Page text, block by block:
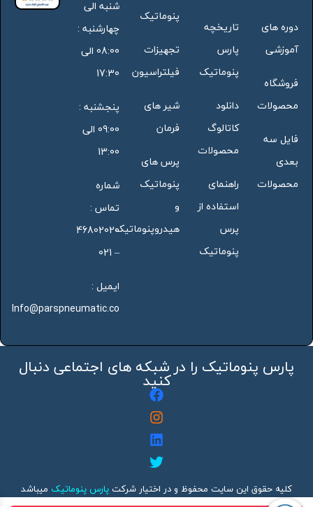
دوره های
آموزشی
فروشگاه
محصولات
فایل سه
بعدی
محصولات
تاریخچه
پارس
پنوماتیک
دانلود
کاتالوگ
محصولات
راهنمای
استفاده از
پرس
پنوماتیک
پنوماتیک
تجهیزات
فیلتراسیون
شیر های
فرمان
پرس های
پنوماتیک
و
هیدروپنوماتیک
شنبه الی
چهارشنبه :
08:00 الی
17:30
پنجشنبه :
09:00 الی
13:00
شماره
تماس :
46802020
– 021
ایمیل :
Info@parspneumatic.co
پارس پنوماتیک را در شبکه های اجتماعی دنبال
کنید
کلیه حقوق این سایت محفوظ و در اختیار شرکتپارس پنوماتیک میباشد